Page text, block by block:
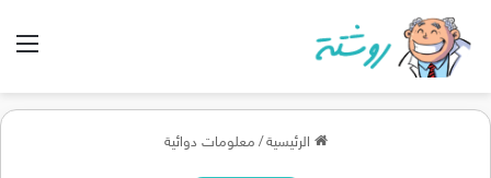
الرئيسية / معلومات دوائية